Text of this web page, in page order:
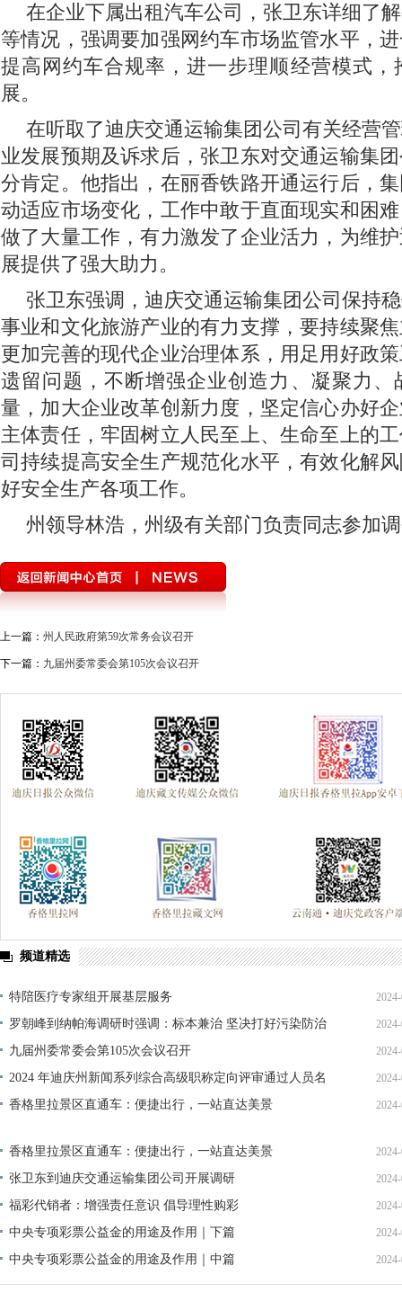
在企业下属出租汽车公司，张卫东详细了
等情况，强调要加强网约车市场监管水平，
提高网约车合规率，进一步理顺经营模式，
展。
在听取了迪庆交通运输集团公司有关经营
业发展预期及诉求后，张卫东对交通运输集
分肯定。他指出，在丽香铁路开通运行后，
动适应市场变化，工作中敢于直面现实和困
做了大量工作，有力激发了企业活力，为维
展提供了强大助力。
张卫东强调，迪庆交通运输集团公司保持
事业和文化旅游产业的有力支撑，要持续聚
更加完善的现代企业治理体系，用足用好政
遗留问题，不断增强企业创造力、凝聚力、
量，加大企业改革创新力度，坚定信心办好
主体责任，牢固树立人民至上、生命至上的
司持续提高安全生产规范化水平，有效化解
好安全生产各项工作。
州领导林浩，州级有关部门负责同志参加
上一篇： 州人民政府第59次常务会议召开
下一篇： 九届州委常委会第105次会议召开
频道精选
特陪医疗专家组开展基层服务
罗朝峰到纳帕海调研时强调：标本兼治 坚决打好污染防治
攻坚战
九届州委常委会第105次会议召开
2024 年迪庆州新闻系列综合高级职称定向评审通过人员名
单公示
香格里拉景区直通车：便捷出行，一站直达美景
香格里拉景区直通车：便捷出行，一站直达美景
张卫东到迪庆交通运输集团公司开展调研
福彩代销者：增强责任意识 倡导理性购彩
中央专项彩票公益金的用途及作用｜下篇
中央专项彩票公益金的用途及作用｜中篇